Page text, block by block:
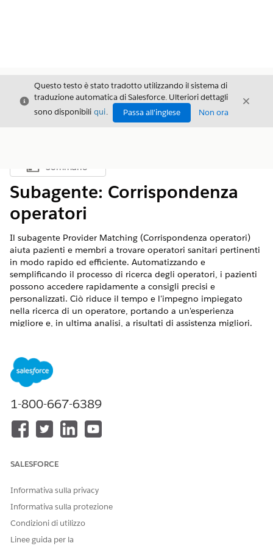
Chiudi
Questo testo è stato tradotto utilizzando il sistema di
traduzione automatica di Salesforce. Ulteriori dettagli
sono disponibili qui. Passa all'inglese Non ora
Chiudi
Mostra sommario
Sommario
Subagente: Corrispondenza
operatori
Il subagente Provider Matching (Corrispondenza operatori)
aiuta pazienti e membri a trovare operatori sanitari pertinenti
in modo rapido ed efficiente. Automatizzando e
semplificando il processo di ricerca degli operatori, i pazienti
possono accedere rapidamente a consigli precisi e
personalizzati. Ciò riduce il tempo e l'impegno impiegato
nella ricerca di un operatore, portando a un'esperienza
migliore e, in ultima analisi, a risultati di assistenza migliori.
Disponibile nelle versioni: Lightning Experience
Health Cloud.
Dettagli subagente
Nome API
1-800-667-6389
SALESFORCE
Informativa sulla privacy
Informativa sulla protezione
Condizioni di utilizzo
Linee guida per la